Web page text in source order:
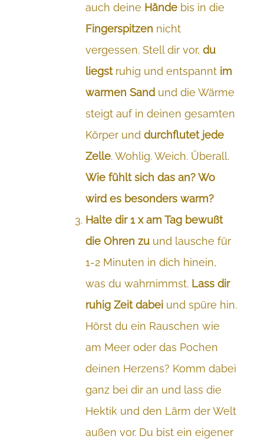
auch deine Händebis in die
Fingerspitzen nicht
vergessen. Stell dir vor, du
liegstruhig und entspanntim
warmen Sand und die Wärme
steigt auf in deinen gesamten
Körper und durchflutet jede
Zelle. Wohlig. Weich. Überall.
Wie fühlt sich das an? Wo
wird es besonders warm?
Halte dir 1 x am Tag bewußt
die Ohren zu und lausche für
1-2 Minuten in dich hinein,
was du wahrnimmst.Lass dir
ruhig Zeit dabeiund spüre hin.
Hörst du ein Rauschen wie
am Meer oder das Pochen
deinen Herzens? Komm dabei
ganz bei dir an und lass die
Hektik und den Lärm der Welt
außen vor. Du bist ein eigener